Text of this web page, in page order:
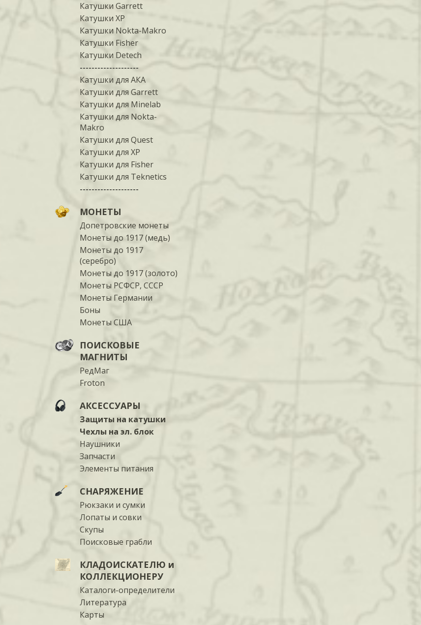
Катушки Garrett
Катушки XP
Катушки Nokta-Makro
Катушки Fisher
Катушки Detech
--------------------
Катушки для АКА
Катушки для Garrett
Катушки для Minelab
Катушки для Nokta-
Makro
Катушки для Quest
Катушки для XP
Катушки для Fisher
Катушки для Teknetics
--------------------
МОНЕТЫ
Допетровские монеты
Монеты до 1917 (медь)
Монеты до 1917
(серебро)
Монеты до 1917 (золото)
Монеты РСФСР, СССР
Монеты Германии
Боны
Монеты США
ПОИСКОВЫЕ
МАГНИТЫ
РедМаг
Froton
АКСЕССУАРЫ
Защиты на катушки
Чехлы на эл. блок
Наушники
Запчасти
Элементы питания
СНАРЯЖЕНИЕ
Рюкзаки и сумки
Лопаты и совки
Скупы
Поисковые грабли
КЛАДОИСКАТЕЛЮ и
КОЛЛЕКЦИОНЕРУ
Каталоги-определители
Литература
Карты